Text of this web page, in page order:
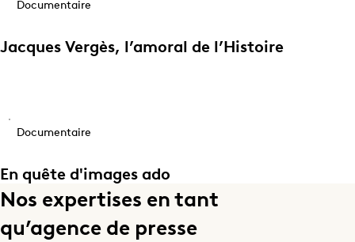
Documentaire
Jacques Vergès, l’amoral de l’Histoire
Documentaire
En quête d'images ado
Nos expertises en tant
qu’agence de presse